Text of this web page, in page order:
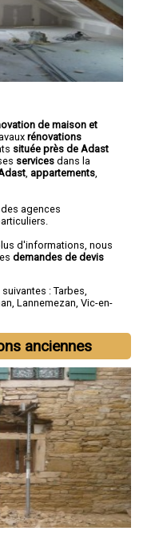
de maison et
rénovations
située près de Adast
services dans la
appartements
agences
d'informations, nous
demandes de devis
: Tarbes,
, Lannemezan, Vic-en-
anciennes